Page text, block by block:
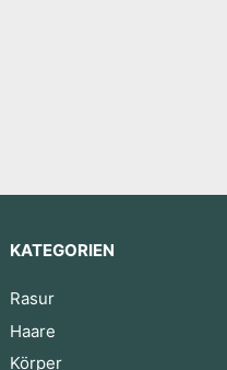
KATEGORIEN
Rasur
Haare
Körper